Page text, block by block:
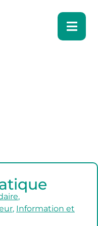
,
, Information et